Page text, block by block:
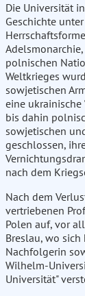
Die Universität
Geschichte
polnischen
Weltkrieges
sowjetischen
eine
bis dahin
sowjetischen
geschlossen,
nach dem
Nach dem
vertriebenen
Polen auf, vor
Breslau, wo
Nachfolgerin
Wilhelm-
Universität"